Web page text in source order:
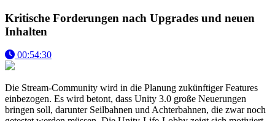
Kritische Forderungen nach Upgrades und neuen
Inhalten
00:54:30
Die Stream-Community wird in die Planung zukünftiger Features
einbezogen. Es wird betont, dass Unity 3.0 große Neuerungen
bringen soll, darunter Seilbahnen und Achterbahnen, die zwar noch